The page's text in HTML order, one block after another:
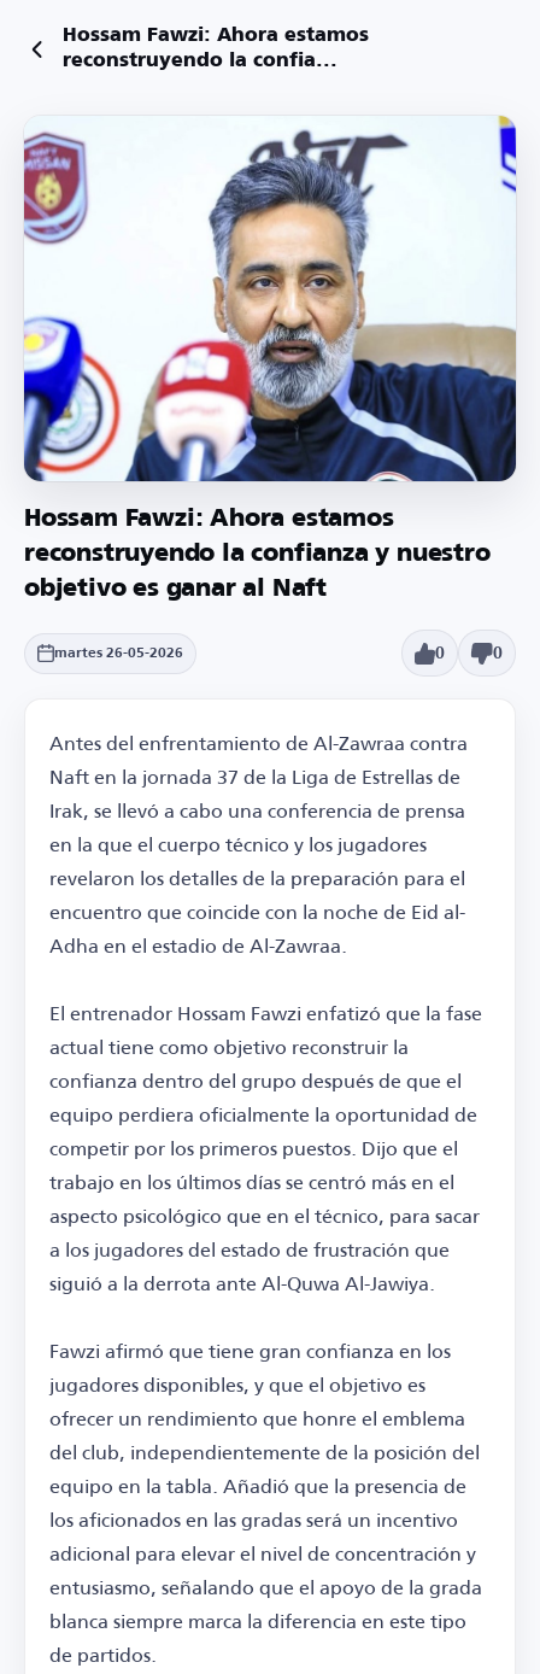
Hossam Fawzi: Ahora estamos
reconstruyendo la confia...
Hossam Fawzi: Ahora estamos
reconstruyendo la confianza y nuestro
objetivo es ganar al Naft
martes 26-05-2026 0 0
Antes del enfrentamiento de Al-Zawraa contra
Naft en la jornada 37 de la Liga de Estrellas de
Irak, se llevó a cabo una conferencia de prensa
en la que el cuerpo técnico y los jugadores
revelaron los detalles de la preparación para el
encuentro que coincide con la noche de Eid al-
Adha en el estadio de Al-Zawraa.
El entrenador Hossam Fawzi enfatizó que la fase
actual tiene como objetivo reconstruir la
confianza dentro del grupo después de que el
equipo perdiera oficialmente la oportunidad de
competir por los primeros puestos. Dijo que el
trabajo en los últimos días se centró más en el
aspecto psicológico que en el técnico, para sacar
a los jugadores del estado de frustración que
siguió a la derrota ante Al-Quwa Al-Jawiya.
Fawzi afirmó que tiene gran confianza en los
jugadores disponibles, y que el objetivo es
ofrecer un rendimiento que honre el emblema
del club, independientemente de la posición del
equipo en la tabla. Añadió que la presencia de
los aficionados en las gradas será un incentivo
adicional para elevar el nivel de concentración y
entusiasmo, señalando que el apoyo de la grada
blanca siempre marca la diferencia en este tipo
de partidos.